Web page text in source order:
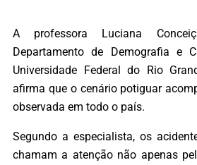
A professora Luciana
Departamento de Demografia e
Universidade Federal do Rio
afirma que o cenário potiguar
observada em todo o país.
Segundo a especialista, os
chamam a atenção não apenas